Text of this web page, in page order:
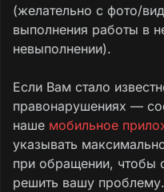
(желательно с фото/
выполнения работы в
невыполнении).
Если Вам стало
правонарушениях —
наше мобильное
указывать
при обращении, чтобы
решить вашу проблему.